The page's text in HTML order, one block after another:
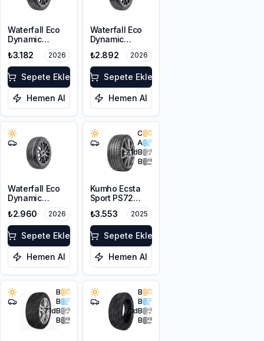
Waterfall Eco
Dynamic
215/60R16 95H
₺3.182 2026
Sepete Ekle
Hemen Al
Waterfall Eco
Dynamic
225/45R17 94W
XL
₺2.892 2026
Sepete Ekle
Hemen Al
Waterfall Eco
Dynamic
215/45R17 91V
XL
₺2.960 2026
Sepete Ekle
Hemen Al
C
A
71dB
B
Kumho Ecsta
Sport PS72
225/45ZR17
91Y EV
₺3.553 2025
Sepete Ekle
Hemen Al
B
B
71dB
B
B
B
71dB
B